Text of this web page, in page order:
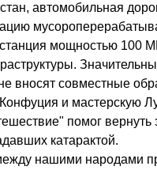
автомобильная
мощностью 100
вносят совместные
и мастерскую
помог
катарактой.
нашими народами